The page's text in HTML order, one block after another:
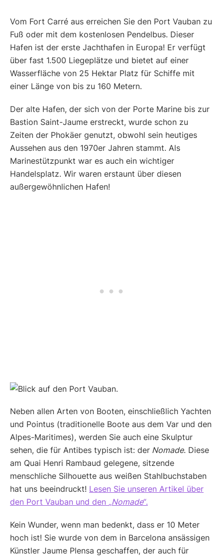
Vom Fort Carré aus erreichen Sie den Port Vauban zu
Fuß oder mit dem kostenlosen Pendelbus. Dieser
Hafen ist der erste Jachthafen in Europa! Er verfügt
über fast 1.500 Liegeplätze und bietet auf einer
Wasserfläche von 25 Hektar Platz für Schiffe mit
einer Länge von bis zu 160 Metern.
Der alte Hafen, der sich von der Porte Marine bis zur
Bastion Saint-Jaume erstreckt, wurde schon zu
Zeiten der Phokäer genutzt, obwohl sein heutiges
Aussehen aus den 1970er Jahren stammt. Als
Marinestützpunkt war es auch ein wichtiger
Handelsplatz. Wir waren erstaunt über diesen
außergewöhnlichen Hafen!
Neben allen Arten von Booten, einschließlich Yachten
und Pointus (traditionelle Boote aus dem Var und den
Alpes-Maritimes), werden Sie auch eine Skulptur
sehen, die für Antibes typisch ist: der Nomade. Diese
am Quai Henri Rambaud gelegene, sitzende
menschliche Silhouette aus weißen Stahlbuchstaben
hat uns beeindruckt! Lesen Sie unseren Artikel über
den Port Vauban und den „Nomade“.
Kein Wunder, wenn man bedenkt, dass er 10 Meter
hoch ist! Sie wurde von dem in Barcelona ansässigen
Künstler Jaume Plensa geschaffen, der auch für